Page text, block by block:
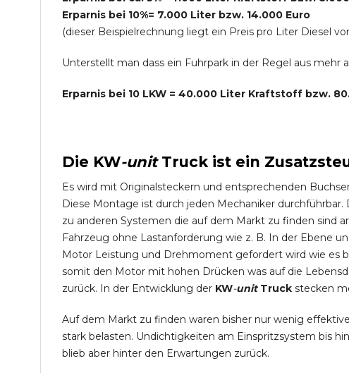
Erparnis bei 10%= 7.000 Liter bzw. 14.000 Euro
(dieser Beispielrechnung liegt ein Preis pro Liter Diesel
Unterstellt man dass ein Fuhrpark in der Regel aus
Erparnis bei 10 LKW = 40.000 Liter Kraftstoff bzw.
Die KW-unit Truckist ein
Es wird mit Originalsteckern und entsprechenden
Diese Montage ist durch jeden Mechaniker
zu anderen Systemen die auf dem Markt zu finden sind
Fahrzeug ohne Lastanforderung wie z. B. In der Ebene
Motor Leistung und Drehmoment gefordert wird wie es
somit den Motor mit hohen Drücken was auf die
zurück. In der Entwicklung der KW-unit Truck stecken
Auf dem Markt zu finden waren bisher nur wenig
stark belasten. Undichtigkeiten am Einspritzsystem bis
blieb aber hinter den Erwartungen zurück.